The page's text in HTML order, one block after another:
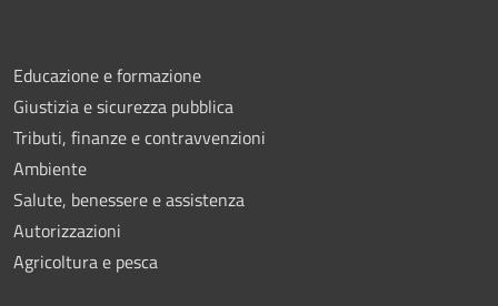
Educazione e formazione
Giustizia e sicurezza pubblica
Tributi, finanze e contravvenzioni
Ambiente
Salute, benessere e assistenza
Autorizzazioni
Agricoltura e pesca